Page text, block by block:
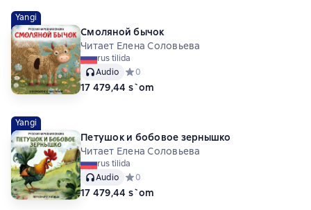
Yangi
Смоляной бычок
Читает Елена Соловьева
rus tilida
Audio
Средний рейтинг 0 на основе 0 оценок
0
17 479,44 s`om
Yangi
Петушок и бобовое зернышко
Читает Елена Соловьева
rus tilida
Audio
Средний рейтинг 0 на основе 0 оценок
0
17 479,44 s`om